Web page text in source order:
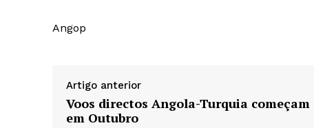
Angop
Artigo anterior
Voos directos Angola-Turquia começam
em Outubro